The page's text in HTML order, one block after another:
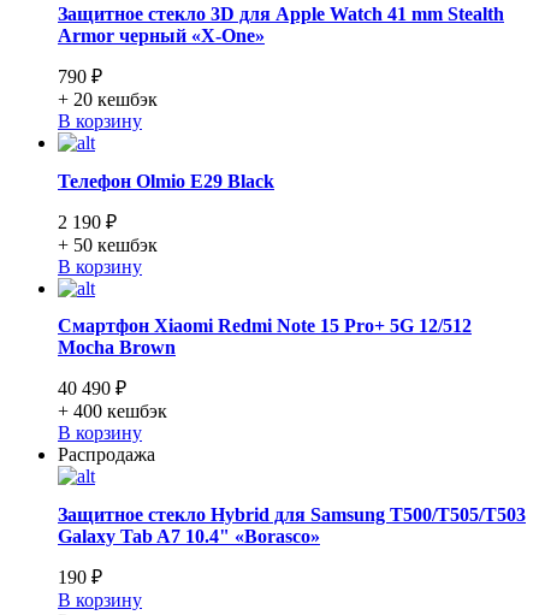
Защитное стекло 3D для Apple Watch 41 mm Stealth
Armor черный «X-One»
790 ₽
+ 20 кешбэк
В корзину
Телефон Olmio E29 Black
2 190 ₽
+ 50 кешбэк
В корзину
Смартфон Xiaomi Redmi Note 15 Pro+ 5G 12/512
Mocha Brown
40 490 ₽
+ 400 кешбэк
В корзину
Распродажа
Защитное стекло Hybrid для Samsung T500/T505/T503
Galaxy Tab A7 10.4" «Borasco»
190 ₽
В корзину